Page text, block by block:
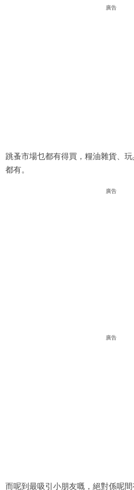
廣告
跳蚤市場乜都有得買，糧油雜貨、
都有。
廣告
廣告
而呢到最吸引小朋友嘅，絕對係呢